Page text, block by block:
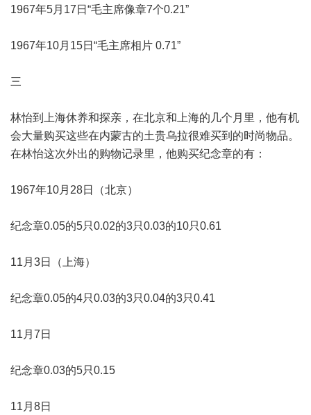
1967年5月17日“毛主席像章7个0.21”
1967年10月15日“毛主席相片 0.71”
三
林怡到上海休养和探亲，在北京和上海的几个月里，他有机
会大量购买这些在内蒙古的土贵乌拉很难买到的时尚物品。
在林怡这次外出的购物记录里，他购买纪念章的有：
1967年10月28日（北京）
纪念章0.05的5只0.02的3只0.03的10只0.61
11月3日（上海）
纪念章0.05的4只0.03的3只0.04的3只0.41
11月7日
纪念章0.03的5只0.15
11月8日